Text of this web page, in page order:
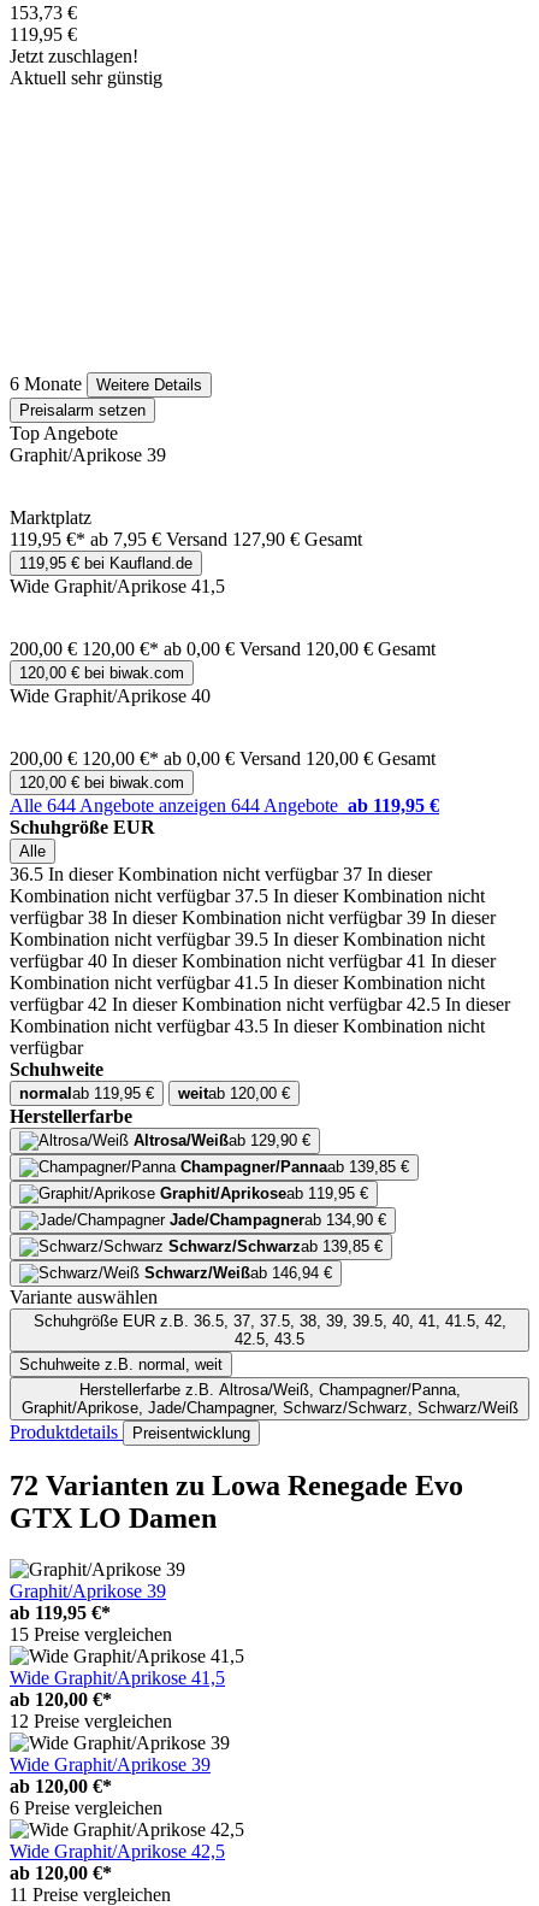
153,73 €
119,95 €
Jetzt zuschlagen!
Aktuell sehr günstig
6 Monate
Weitere Details
Preisalarm setzen
Top Angebote
Graphit/Aprikose 39
Marktplatz
119,95 €* ab 7,95 € Versand 127,90 € Gesamt
119,95 € bei Kaufland.de
Wide Graphit/Aprikose 41,5
200,00 € 120,00 €* ab 0,00 € Versand 120,00 € Gesamt
120,00 € bei biwak.com
Wide Graphit/Aprikose 40
200,00 € 120,00 €* ab 0,00 € Versand 120,00 € Gesamt
120,00 € bei biwak.com
Alle 644 Angebote anzeigen 644 Angebote ab 119,95 €
Schuhgröße EUR
Alle
36.5 In dieser Kombination nicht verfügbar 37 In dieser
Kombination nicht verfügbar 37.5 In dieser Kombination nicht
verfügbar 38 In dieser Kombination nicht verfügbar 39 In dieser
Kombination nicht verfügbar 39.5 In dieser Kombination nicht
verfügbar 40 In dieser Kombination nicht verfügbar 41 In dieser
Kombination nicht verfügbar 41.5 In dieser Kombination nicht
verfügbar 42 In dieser Kombination nicht verfügbar 42.5 In dieser
Kombination nicht verfügbar 43.5 In dieser Kombination nicht
verfügbar
Schuhweite
normal ab 119,95 € weitab 120,00 €
Herstellerfarbe
Altrosa/Weißab 129,90 €
Champagner/Pannaab 139,85 €
Graphit/Aprikoseab 119,95 €
Jade/Champagnerab 134,90 €
Schwarz/Schwarzab 139,85 €
Schwarz/Weißab 146,94 €
Variante auswählen
Schuhgröße EURz.B. 36.5, 37, 37.5, 38, 39, 39.5, 40, 41, 41.5, 42,
42.5, 43.5
Schuhweite z.B. normal, weit
Herstellerfarbez.B. Altrosa/Weiß, Champagner/Panna,
Graphit/Aprikose, Jade/Champagner, Schwarz/Schwarz, Schwarz/Weiß
Produktdetails Preisentwicklung
72 Varianten zu Lowa Renegade Evo
GTX LO Damen
Graphit/Aprikose 39
ab 119,95 €*
15 Preise vergleichen
Wide Graphit/Aprikose 41,5
ab 120,00 €*
12 Preise vergleichen
Wide Graphit/Aprikose 39
ab 120,00 €*
6 Preise vergleichen
Wide Graphit/Aprikose 42,5
ab 120,00 €*
11 Preise vergleichen